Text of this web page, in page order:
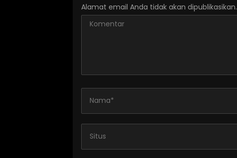
Alamat email Anda tidak akan dipublikasikan.